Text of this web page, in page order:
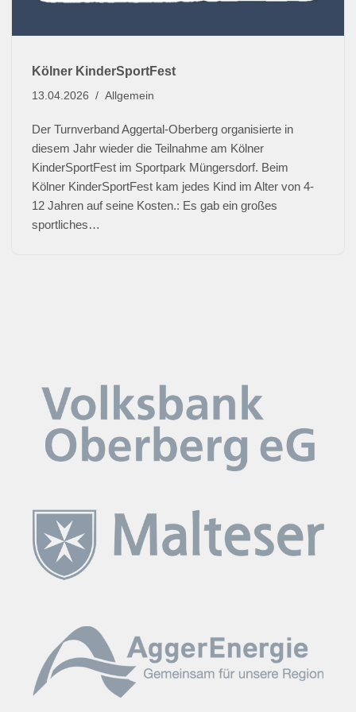
Kölner KinderSportFest
13.04.2026 Allgemein
Der Turnverband Aggertal-Oberberg organisierte in
diesem Jahr wieder die Teilnahme am Kölner
KinderSportFest im Sportpark Müngersdorf. Beim
Kölner KinderSportFest kam jedes Kind im Alter von 4-
12 Jahren auf seine Kosten.: Es gab ein großes
sportliches…